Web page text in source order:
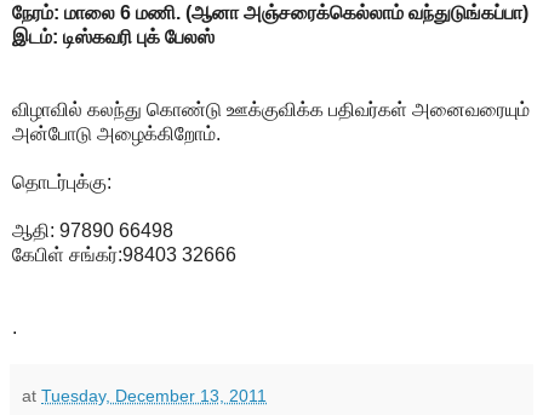
நேரம்: மாலை 6 மணி. (ஆனா அஞ்சரைக்கெல்லாம் வந்துடுங்கப்பா)
இடம்: டிஸ்கவரி புக் பேலஸ்
விழாவில் கலந்து கொண்டு ஊக்குவிக்க பதிவர்கள் அனைவரையும்
அன்போடு அழைக்கிறோம்.
தொடர்புக்கு:
ஆதி: 97890 66498
கேபிள் சங்கர்:98403 32666
.
at Tuesday, December 13, 2011